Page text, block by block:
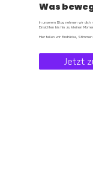
Was
In unserem Blog nehmen wir dich
Einsichten bis hin zu kleinen
Hier teilen wir Eindrücke,
Jetzt